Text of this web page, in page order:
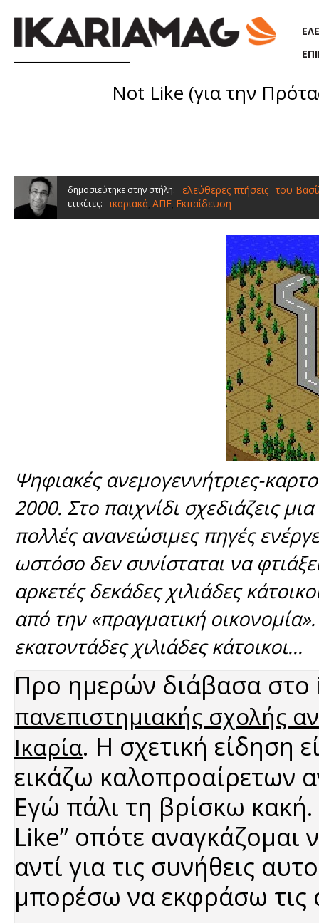
Not Like (για την
δημοσιεύτηκε στην στήλη: ελεύθερες πτήσεις του
ετικέτες: ικαριακά, ΑΠΕ, Εκπαίδευση
Ψηφιακές ανεμογεννήτριες-
2000. Στο παιχνίδι σχεδιάζεις
πολλές ανανεώσιμες πηγές
ωστόσο δεν συνίσταται να
αρκετές δεκάδες χιλιάδες
από την «πραγματική
εκατοντάδες χιλιάδες κάτοικοι...
Προ ημερών διάβασα
πανεπιστημιακής σχολής
Ικαρία. Η σχετική είδηση
εικάζω καλοπροαίρετων
Εγώ πάλι τη βρίσκω
Like” οπότε
αντί για τις συνήθεις
μπορέσω να εκφράσω τις